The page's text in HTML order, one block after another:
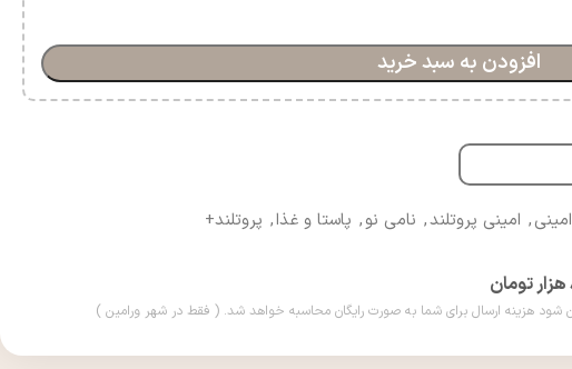
افزودن به سبد خرید
امینی, امینی پروتلند, نامی نو, پاستا و غذا, پروتلند+